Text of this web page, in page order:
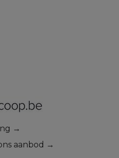
→
aanbod →